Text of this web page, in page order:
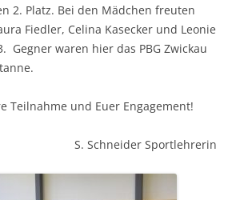
2. Platz. Bei den Mädchen freuten
Fiedler, Celina Kasecker und Leonie
Gegner waren hier das PBG Zwickau
Teilnahme und Euer Engagement!
S. Schneider Sportlehrerin